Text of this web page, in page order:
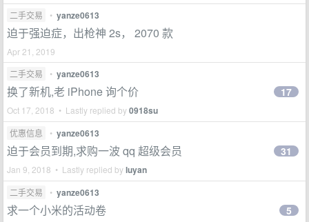
二手交易 • yanze0613
迫于强迫症，出枪神 2s， 2070 款
Apr 21, 2019
二手交易
• yanze0613
换了新机,老 iPhone 询个价
Oct 17, 2018 • Lastly replied by0918su
17
优惠信息 • yanze0613
迫于会员到期,求购一波 qq 超级会员
Jan 9, 2018 • Lastly replied byluyan
31
二手交易 • yanze0613
求一个小米的活动卷 5